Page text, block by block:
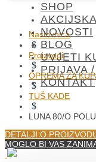
SHOP
NOVOSTI
BLOG
UVJETI
PRIJAVA
KONTAKT
Naslovnica
$
Proizvodi
$
OPREMA ZA
$
TUŠ KADE
$
LUNA 80/O
DETALJI O
MOGLO BI VAS